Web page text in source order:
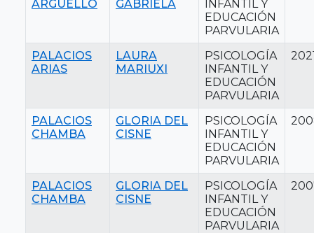
ARGUELLO
GABRIELA
INFANTIL Y
EDUCACIÓN
PARVULARIA
PALACIOS
ARIAS
LAURA
MARIUXI
PSICOLOGÍA
INFANTIL Y
EDUCACIÓN
PARVULARIA
PALACIOS
CHAMBA
GLORIA DEL
CISNE
PSICOLOGÍA
INFANTIL Y
EDUCACIÓN
PARVULARIA
PALACIOS
CHAMBA
GLORIA DEL
CISNE
PSICOLOGÍA
INFANTIL Y
EDUCACIÓN
PARVULARIA